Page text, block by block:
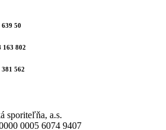
50
163 802
562
sporiteľňa, a.s.
0005 6074 9407